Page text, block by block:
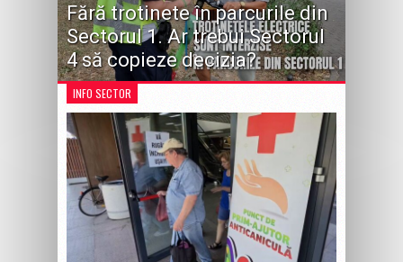
Fără trotinete în parcurile din
Sectorul 1. Ar trebui Sectorul
4 să copieze decizia?
INFO SECTOR